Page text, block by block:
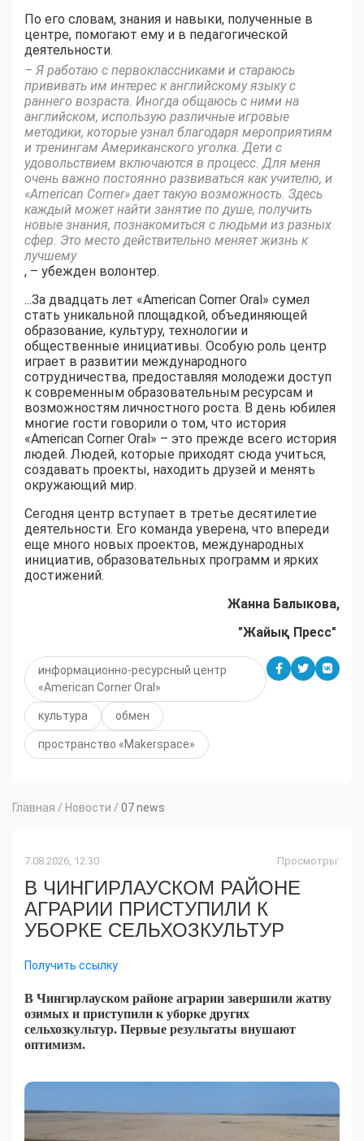
По его словам, знания и навыки, полученные в
центре, помогают ему и в педагогической
деятельности.
– Я работаю с первоклассниками и стараюсь
прививать им интерес к английскому языку с
раннего возраста. Иногда общаюсь с ними на
английском, использую различные игровые
методики, которые узнал благодаря мероприятиям
и тренингам Американского уголка. Дети с
удовольствием включаются в процесс. Для меня
очень важно постоянно развиваться как учителю, и
«American Corner» дает такую возможность. Здесь
каждый может найти занятие по душе, получить
новые знания, познакомиться с людьми из разных
сфер. Это место действительно меняет жизнь к
лучшему
, – убежден волонтер.
...За двадцать лет «American Corner Oral» сумел
стать уникальной площадкой, объединяющей
образование, культуру, технологии и
общественные инициативы. Особую роль центр
играет в развитии международного
сотрудничества, предоставляя молодежи доступ
к современным образовательным ресурсам и
возможностям личностного роста. В день юбилея
многие гости говорили о том, что история
«American Corner Oral» – это прежде всего история
людей. Людей, которые приходят сюда учиться,
создавать проекты, находить друзей и менять
окружающий мир.
Сегодня центр вступает в третье десятилетие
деятельности. Его команда уверена, что впереди
еще много новых проектов, международных
инициатив, образовательных программ и ярких
достижений.
Жанна Балыкова,
"Жайық Пресс"
информационно-ресурсный центр
«American Corner Oral»
культура обмен
пространство «Makerspace»
Главная / Новости / 07 news
7.08.2026, 12:30 Просмотры:
В ЧИНГИРЛАУСКОМ РАЙОНЕ
АГРАРИИ ПРИСТУПИЛИ К
УБОРКЕ СЕЛЬХОЗКУЛЬТУР
Получить ссылку
В Чингирлауском районе аграрии завершили жатву
озимых и приступили к уборке других
сельхозкультур. Первые результаты внушают
оптимизм.